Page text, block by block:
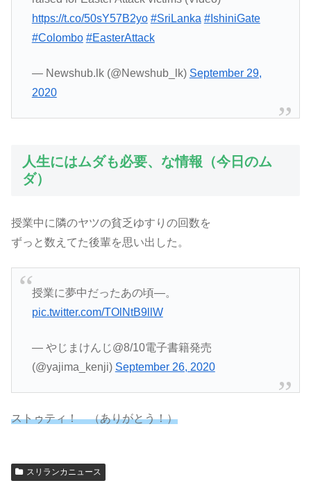
https://t.co/50sY57B2yo #SriLanka #IshiniGate
#Colombo #EasterAttack
— Newshub.lk (@Newshub_lk) September 29,
2020
人生にはムダも必要、な情報（今日のム
ダ）
授業中に隣のヤツの貧乏ゆすりの回数を
ずっと数えてた後輩を思い出した。
授業に夢中だったあの頃―。
pic.twitter.com/TOlNtB9llW
— やじまけんじ@8/10電子書籍発売
(@yajima_kenji) September 26, 2020
ストゥティ！ （ありがとう！）
スリランカニュース